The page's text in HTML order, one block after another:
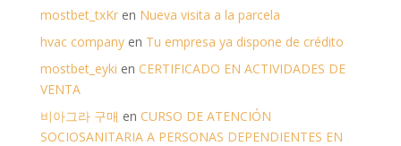
mostbet_txKren Nueva visita a la parcela
hvac companyen Tu empresa ya dispone de crédito
mostbet_eyki en CERTIFICADO EN ACTIVIDADES DE
VENTA
비아그라 구매 en CURSO DE ATENCIÓN
SOCIOSANITARIA A PERSONAS DEPENDIENTES EN